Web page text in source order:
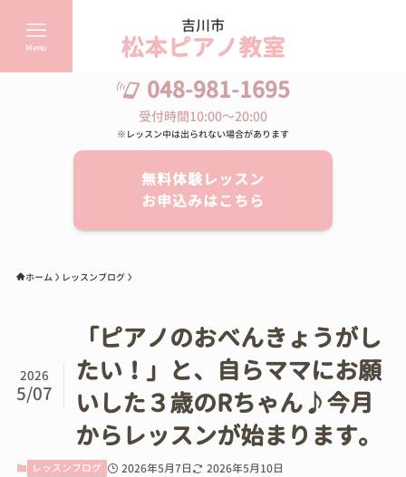
吉川市
松本ピアノ教室
Menu
048-981-1695
受付時間10:00～20:00
※レッスン中は出られない場合があります
無料体験レッスン
お申込みはこちら
ホーム レッスンブログ
「ピアノのおべんきょうがし
たい！」と、自らママにお願
いした３歳のRちゃん♪今月
からレッスンが始まります。
2026
5/07
レッスンブログ 2026年5月7日 2026年5月10日